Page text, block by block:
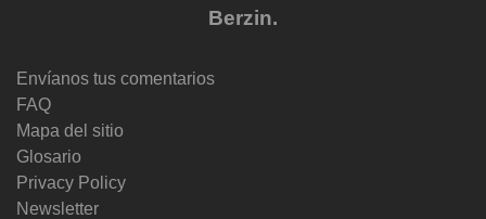
Berzin.
Envíanos tus comentarios
FAQ
Mapa del sitio
Glosario
Privacy Policy
Newsletter